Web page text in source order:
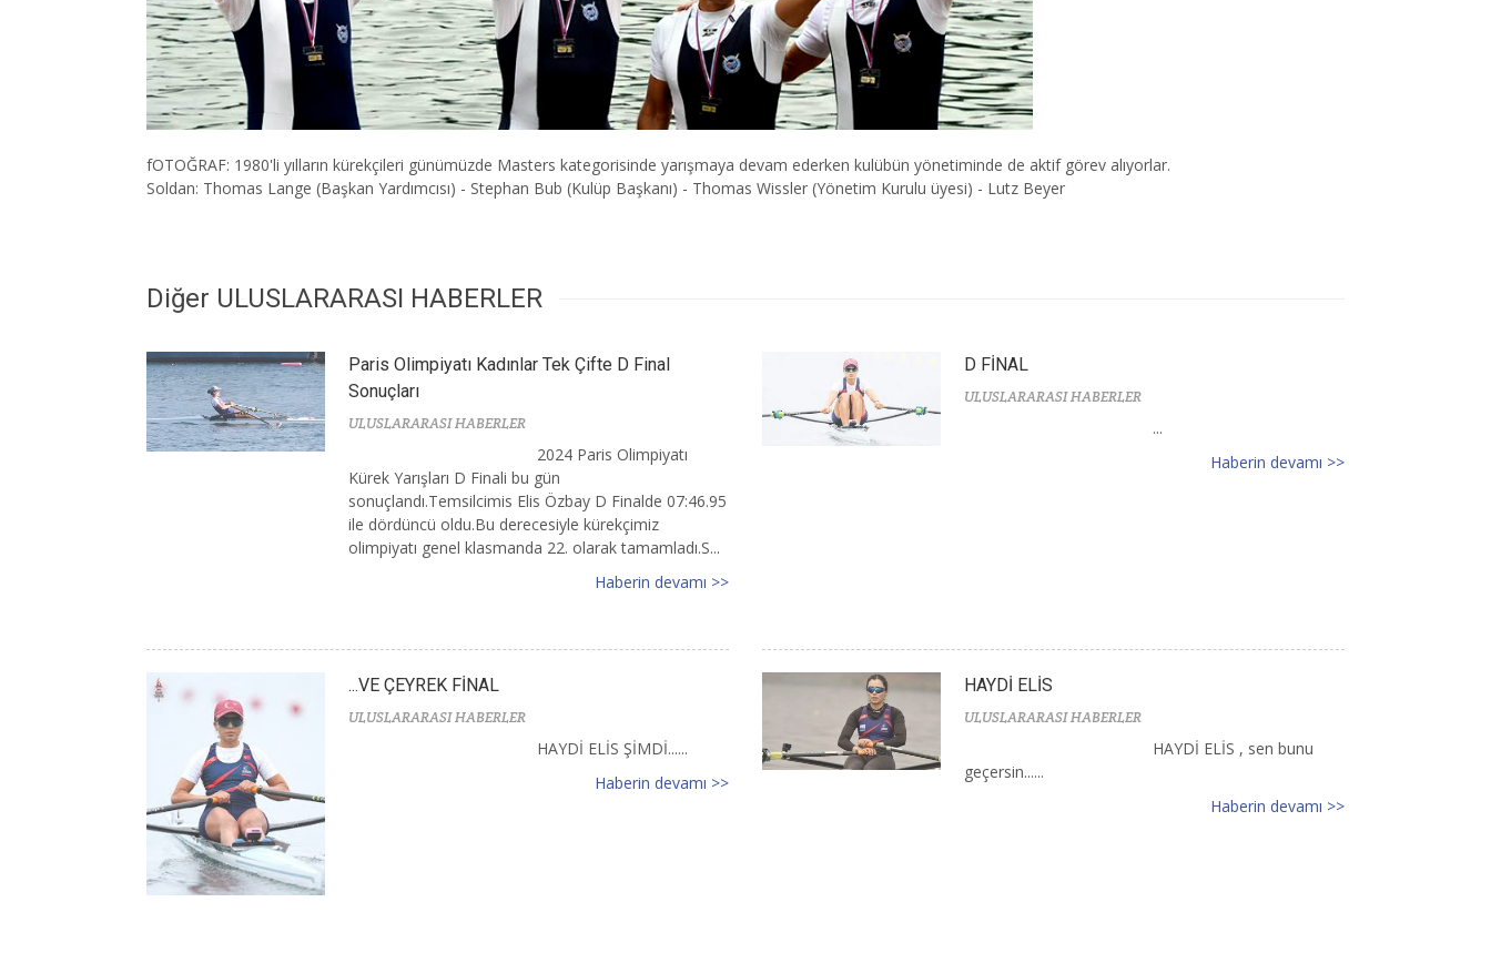
fOTOĞRAF: 1980'li yılların kürekçileri günümüzde Masters kategorisinde yarışmaya devam ederken kulübün yönetiminde de aktif görev alıyorlar.
Soldan: Thomas Lange (Başkan Yardımcısı) - Stephan Bub (Kulüp Başkanı) - Thomas Wissler (Yönetim Kurulu üyesi) - Lutz Beyer
Diğer ULUSLARARASI HABERLER
Paris Olimpiyatı Kadınlar Tek Çifte D Final
Sonuçları
ULUSLARARASI HABERLER
2024 Paris Olimpiyatı
Kürek Yarışları D Finali bu gün
sonuçlandı.Temsilcimis Elis Özbay D Finalde 07:46.95
ile dördüncü oldu.Bu derecesiyle kürekçimiz
olimpiyatı genel klasmanda 22. olarak tamamladı.S...
Haberin devamı >>
D FİNAL
ULUSLARARASI HABERLER
...
Haberin devamı >>
...VE ÇEYREK FİNAL
ULUSLARARASI HABERLER
HAYDİ ELİS ŞİMDİ......
Haberin devamı >>
HAYDİ ELİS
ULUSLARARASI HABERLER
HAYDİ ELİS , sen bunu
geçersin......
Haberin devamı >>